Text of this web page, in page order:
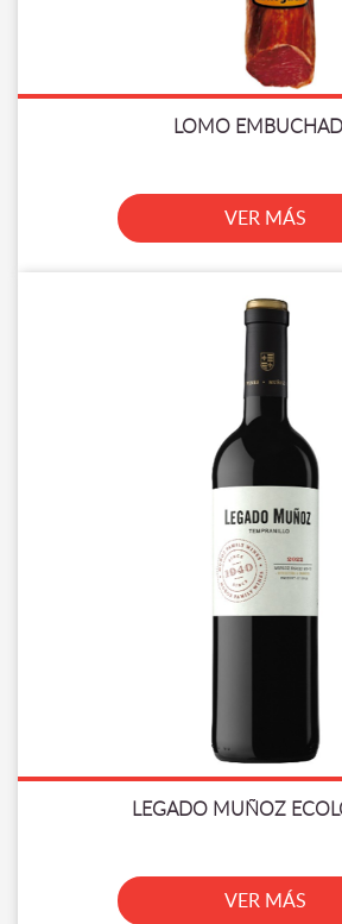
LOMO
VER MÁS
LEGADO MUÑOZ
VER MÁS